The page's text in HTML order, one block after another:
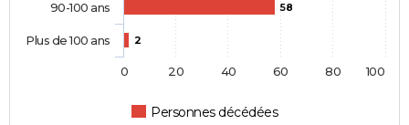
58
2
Personnes décédées
90-100 ans
Plus de 100 ans
0 20 40 60 80 100